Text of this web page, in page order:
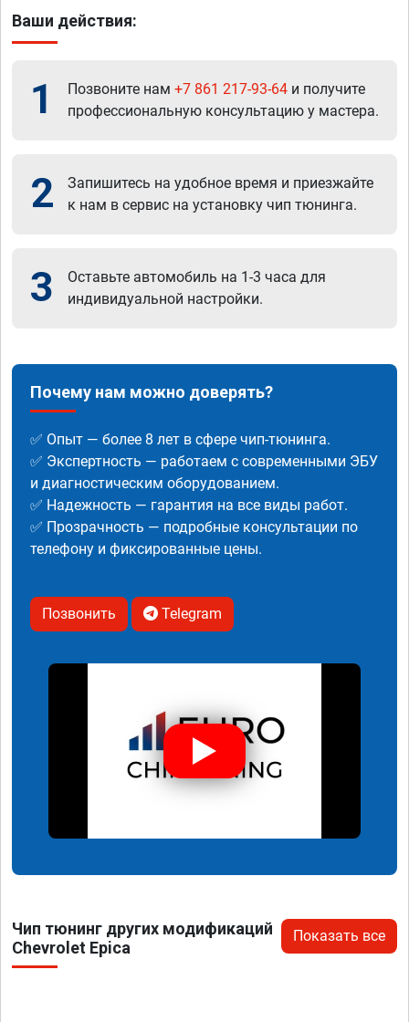
Ваши действия:
1 Позвоните нам +7 861 217-93-64 и получите
профессиональную консультацию у мастера.
2
Запишитесь на удобное время и приезжайте
к нам в сервис на установку чип тюнинга.
3
Оставьте автомобиль на 1-3 часа для
индивидуальной настройки.
Почему нам можно доверять?
✅ Опыт — более 8 лет в сфере чип-тюнинга.
✅ Экспертность — работаем с современными ЭБУ
и диагностическим оборудованием.
✅ Надежность — гарантия на все виды работ.
✅ Прозрачность — подробные консультации по
телефону и фиксированные цены.
Позвонить Telegram
Чип тюнинг других модификаций
Chevrolet Epica
Показать все